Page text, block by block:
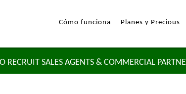
Cómo funciona Planes y Precious
RECRUIT SALES AGENTS & COMMERCIAL